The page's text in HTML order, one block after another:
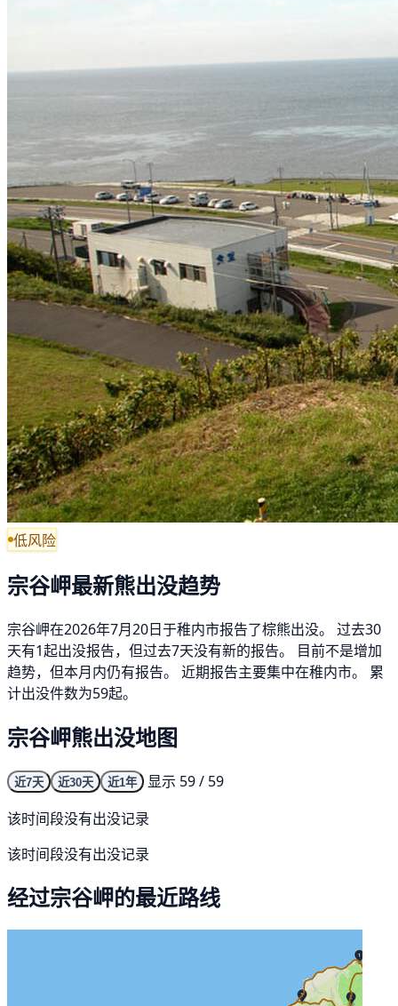
低风险
宗谷岬最新熊出没趋势
宗谷岬在2026年7月20日于稚内市报告了棕熊出没。 过去30
天有1起出没报告，但过去7天没有新的报告。 目前不是增加
趋势，但本月内仍有报告。 近期报告主要集中在稚内市。 累
计出没件数为59起。
宗谷岬熊出没地图
近7天 近30天 近1年
显示 59 / 59
该时间段没有出没记录
该时间段没有出没记录
经过宗谷岬的最近路线